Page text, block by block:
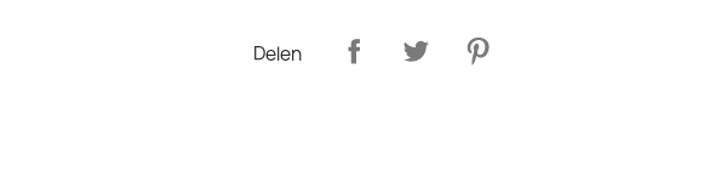
Delen